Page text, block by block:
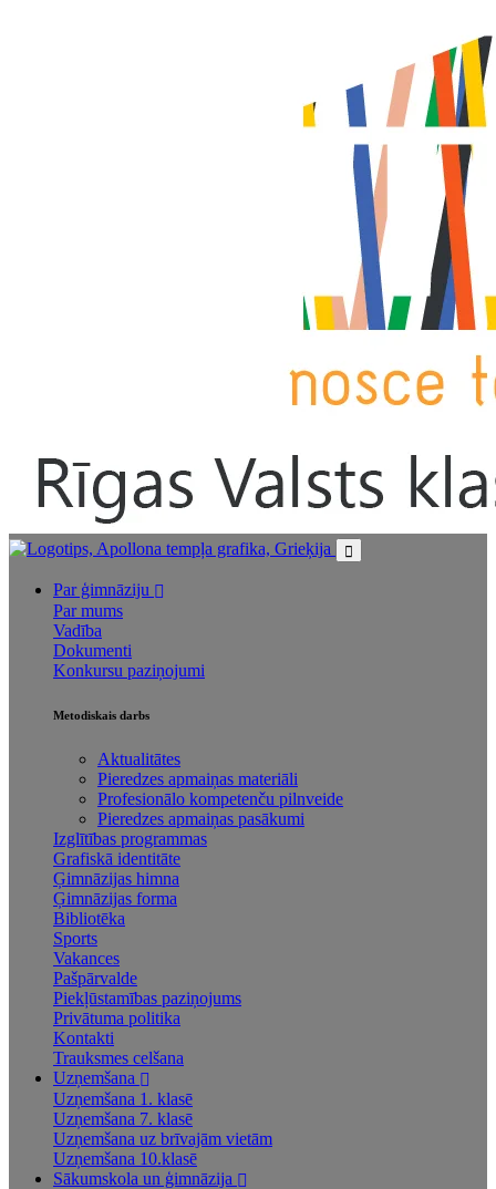
Par ģimnāziju
Par mums
Vadība
Dokumenti
Konkursu paziņojumi
Metodiskais darbs
Aktualitātes
Pieredzes apmaiņas materiāli
Profesionālo kompetenču pilnveide
Pieredzes apmaiņas pasākumi
Izglītības programmas
Grafiskā identitāte
Ģimnāzijas himna
Ģimnāzijas forma
Bibliotēka
Sports
Vakances
Pašpārvalde
Piekļūstamības paziņojums
Privātuma politika
Kontakti
Trauksmes celšana
Uzņemšana
Uzņemšana 1. klasē
Uzņemšana 7. klasē
Uzņemšana uz brīvajām vietām
Uzņemšana 10.klasē
Sākumskola un ģimnāzija